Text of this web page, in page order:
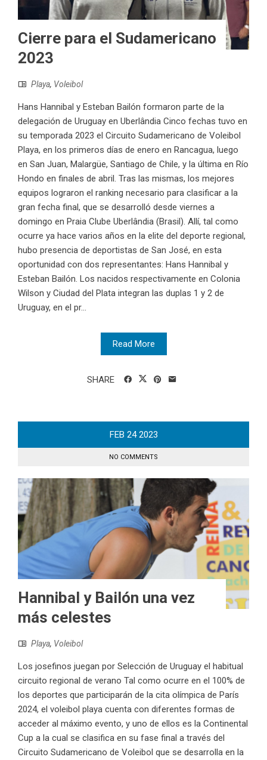
Cierre para el Sudamericano
2023
Playa, Voleibol
Hans Hannibal y Esteban Bailón formaron parte de la
delegación de Uruguay en Uberlândia Cinco fechas tuvo en
su temporada 2023 el Circuito Sudamericano de Voleibol
Playa, en los primeros días de enero en Rancagua, luego
en San Juan, Malargüe, Santiago de Chile, y la última en Río
Hondo en finales de abril. Tras las mismas, los mejores
equipos lograron el ranking necesario para clasificar a la
gran fecha final, que se desarrolló desde viernes a
domingo en Praia Clube Uberlândia (Brasil). Allí, tal como
ocurre ya hace varios años en la elite del deporte regional,
hubo presencia de deportistas de San José, en esta
oportunidad con dos representantes: Hans Hannibal y
Esteban Bailón. Los nacidos respectivamente en Colonia
Wilson y Ciudad del Plata integran las duplas 1 y 2 de
Uruguay, en el pr...
Read More
SHARE
FEB 24 2023
NO COMMENTS
Hannibal y Bailón una vez
más celestes
Playa, Voleibol
Los josefinos juegan por Selección de Uruguay el habitual
circuito regional de verano Tal como ocurre en el 100% de
los deportes que participarán de la cita olímpica de París
2024, el voleibol playa cuenta con diferentes formas de
acceder al máximo evento, y uno de ellos es la Continental
Cup a la cual se clasifica en su fase final a través del
Circuito Sudamericano de Voleibol que se desarrolla en la